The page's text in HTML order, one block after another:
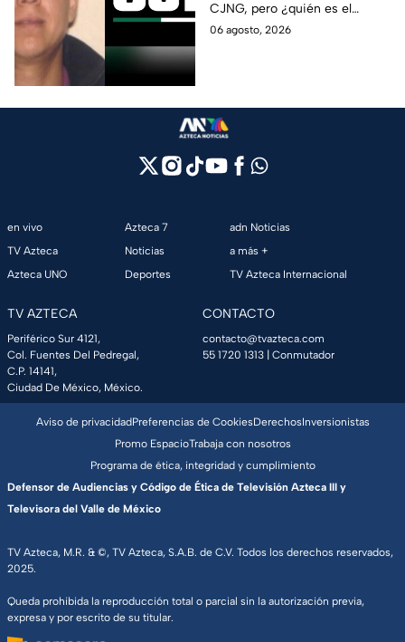
CJNG, pero ¿quién es el
miembro más buscado por el
06 agosto, 2026
en vivo
TV Azteca
Azteca UNO
Azteca 7
Noticias
Deportes
adn Noticias
a más +
TV Azteca Internacional
TV AZTECA
Periférico Sur 4121,
Col. Fuentes Del Pedregal,
C.P. 14141,
Ciudad De México, México.
CONTACTO
contacto@tvazteca.com
55 1720 1313 | Conmutador
TV Azteca, M.R. & ©, TV Azteca, S.A.B. de C.V. Todos los derechos reservados,
2025.
Queda prohibida la reproducción total o parcial sin la autorización previa,
expresa y por escrito de su titular.
Aviso de privacidadPreferencias de CookiesDerechosInversionistas
Promo EspacioTrabaja con nosotros
Programa de ética, integridad y cumplimiento
Defensor de Audiencias y Código de Ética de Televisión Azteca III y
Televisora del Valle de México